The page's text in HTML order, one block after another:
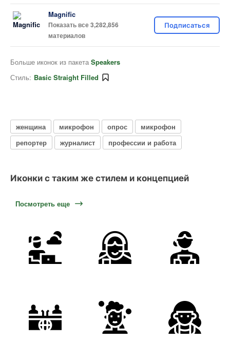
Magnific
Показать все 3,282,856
материалов
Подписаться
Больше иконок из пакета Speakers
Стиль: Basic Straight Filled
женщина микрофон опрос
микрофон
репортер
журналист профессии и работа
Иконки с таким же стилем и концепцией
Посмотреть еще